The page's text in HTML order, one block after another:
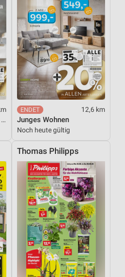
Wohnideen so individuell wie du!
12,6 km
Junges Wohnen
Noch heute gültig
Thomas Philipps
der Angebote
zur Auswahl von